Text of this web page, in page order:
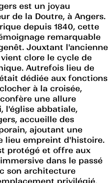
est un joyau
de la Doutre, à Angers.
depuis 1840, cette
remarquable
Jouxtant l'ancienne
clore le cycle de
Autrefois lieu de
dédiée aux fonctions
à la croisée,
une allure
l'église abbatiale,
accueille des
ajoutant une
lieu empreint d'histoire.
protégé et offre aux
dans le passé
son architecture
privilégié,